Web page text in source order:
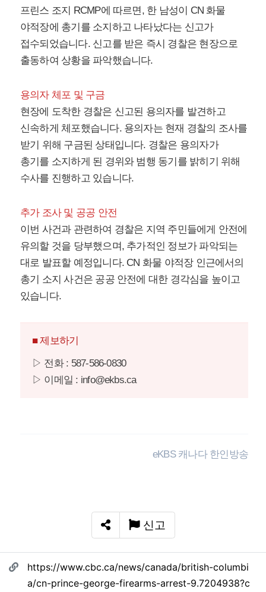
프린스 조지 RCMP에 따르면, 한 남성이 CN 화물
야적장에 총기를 소지하고 나타났다는 신고가
접수되었습니다. 신고를 받은 즉시 경찰은 현장으로
출동하여 상황을 파악했습니다.
용의자 체포 및 구금
현장에 도착한 경찰은 신고된 용의자를 발견하고
신속하게 체포했습니다. 용의자는 현재 경찰의 조사를
받기 위해 구금된 상태입니다. 경찰은 용의자가
총기를 소지하게 된 경위와 범행 동기를 밝히기 위해
수사를 진행하고 있습니다.
추가 조사 및 공공 안전
이번 사건과 관련하여 경찰은 지역 주민들에게 안전에
유의할 것을 당부했으며, 추가적인 정보가 파악되는
대로 발표할 예정입니다. CN 화물 야적장 인근에서의
총기 소지 사건은 공공 안전에 대한 경각심을 높이고
있습니다.
■ 제보하기
▷ 전화 : 587-586-0830
▷ 이메일 : info@ekbs.ca
eKBS 캐나다 한인방송
SNS 공유
신고
관련자료
https://www.cbc.ca/news/canada/british-columbi
a/cn-prince-george-firearms-arrest-9.7204938?c